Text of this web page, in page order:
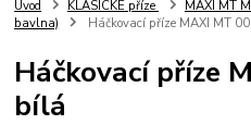
Úvod KLASICKÉ příze
MAXI MT
bavlna)
Háčkovací příze MAXI MT
Háčkovací příze
bílá